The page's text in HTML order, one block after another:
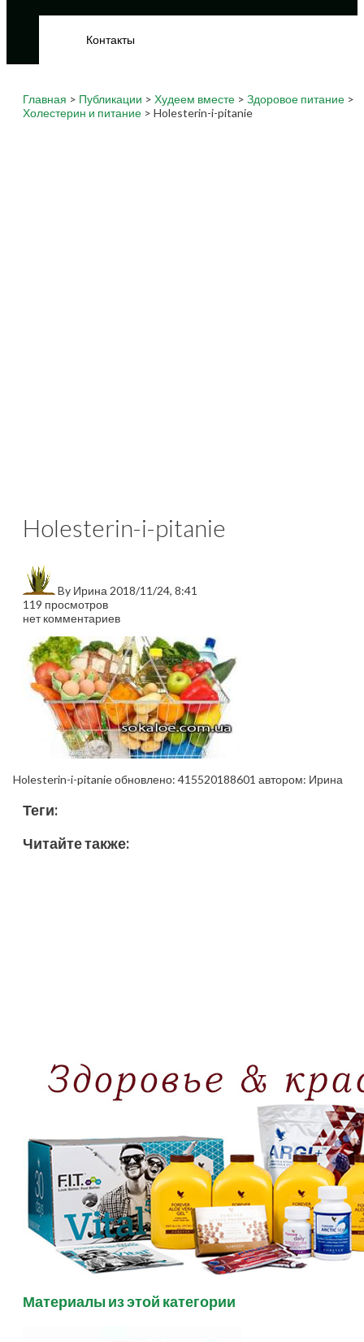
Контакты
Главная > Публикации > Худеем вместе > Здоровое питание >
Холестерин и питание > Holesterin-i-pitanie
Holesterin-i-pitanie
By Ирина 2018/11/24, 8:41
119 просмотров
нет комментариев
Holesterin-i-pitanieобновлено: 415520188601 автором: Ирина
Теги:
Читайте также:
Материалы из этой категории